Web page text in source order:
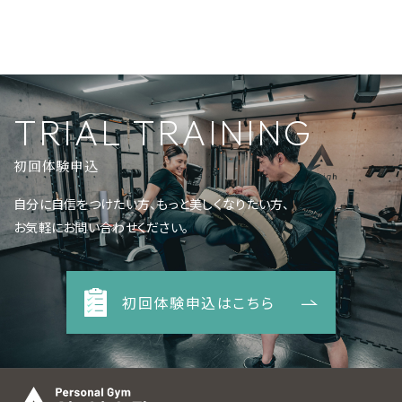
TRIAL TRAINING
初回体験申込
自分に自信をつけたい方、もっと美しくなりたい方、
お気軽にお問い合わせください。
初回体験申込はこちら